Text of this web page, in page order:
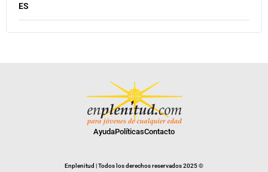
ES
AyudaPolíticasContacto
Enplenitud | Todos los derechos reservados 2025 ©